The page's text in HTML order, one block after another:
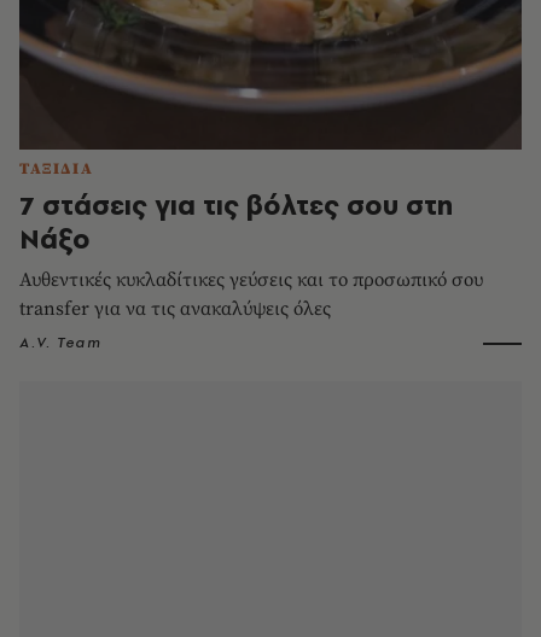
ΤΑΞΙΔΙΑ
7 στάσεις για τις βόλτες σου στη
Νάξο
Αυθεντικές κυκλαδίτικες γεύσεις και το προσωπικό σου
transfer για να τις ανακαλύψεις όλες
A.V. Team